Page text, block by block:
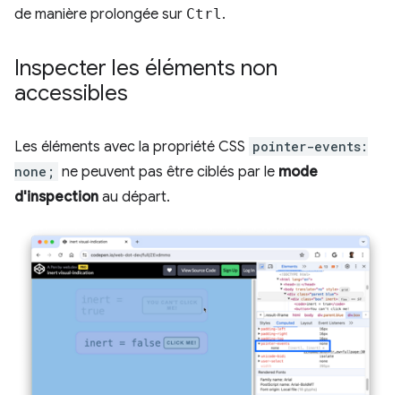
de manière prolongée sur Ctrl.
Inspecter les éléments non
accessibles
Les éléments avec la propriété CSS pointer-events:
none; ne peuvent pas être ciblés par le mode
d'inspection au départ.